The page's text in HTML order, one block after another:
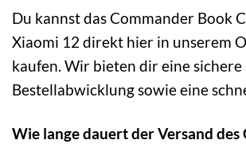
Du kannst das Commander Book
Xiaomi 12 direkt hier in unserem
kaufen. Wir bieten dir eine
Bestellabwicklung sowie eine
Wie lange dauert der Versand des